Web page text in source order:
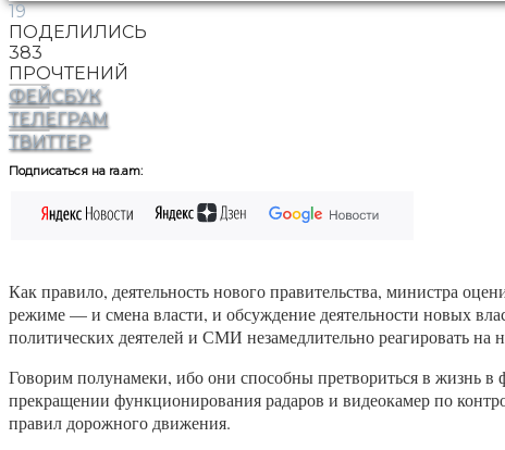
19
ПОДЕЛИЛИСЬ
383
ПРОЧТЕНИЙ
ФЕЙСБУК
ТЕЛЕГРАМ
ТВИТТЕР
Подписаться на ra.am:
Как правило, деятельность нового правительства, министра
режиме — и смена власти, и обсуждение деятельности новых
политических деятелей и СМИ незамедлительно реагировать на
Говорим полунамеки, ибо они способны претвориться в жизнь в
прекращении функционирования радаров и видеокамер по
правил дорожного движения.